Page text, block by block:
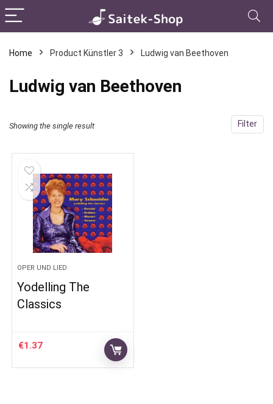
Home Product Künstler 3 Ludwig van Beethoven
Ludwig van Beethoven
Filter
Showing the single result
OPER UND LIED
Yodelling The
Classics
€1.37